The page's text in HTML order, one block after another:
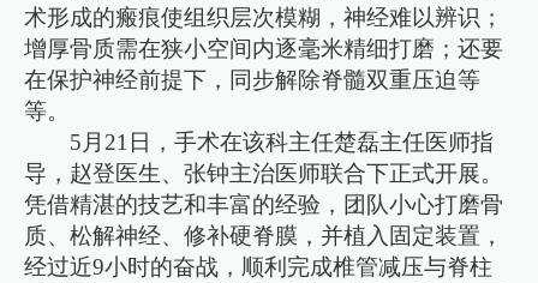
术形成的瘢痕使组织层次模糊，神经难以辨识；
增厚骨质需在狭小空间内逐毫米精细打磨；还要
在保护神经前提下，同步解除脊髓双重压迫等
等。
5月21日，手术在该科主任楚磊主任医师指
导，赵登医生、张钟主治医师联合下正式开展。
凭借精湛的技艺和丰富的经验，团队小心打磨骨
质、松解神经、修补硬脊膜，并植入固定装置，
经过近9小时的奋战，顺利完成椎管减压与脊柱